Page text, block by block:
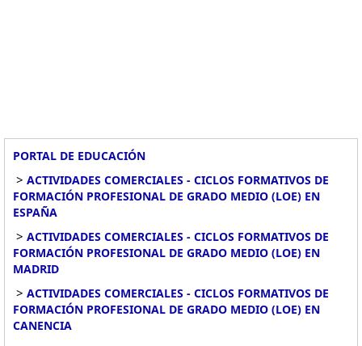
PORTAL DE EDUCACIÓN
> ACTIVIDADES COMERCIALES - CICLOS FORMATIVOS DE
FORMACIÓN PROFESIONAL DE GRADO MEDIO (LOE) EN
ESPAÑA
> ACTIVIDADES COMERCIALES - CICLOS FORMATIVOS DE
FORMACIÓN PROFESIONAL DE GRADO MEDIO (LOE) EN
MADRID
> ACTIVIDADES COMERCIALES - CICLOS FORMATIVOS DE
FORMACIÓN PROFESIONAL DE GRADO MEDIO (LOE) EN
CANENCIA